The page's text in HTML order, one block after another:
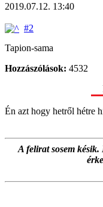
2019.07.12. 13:40
#2
Tapion-sama
Hozzászólások: 4532
Én azt hogy hetről hétre
A felirat sosem